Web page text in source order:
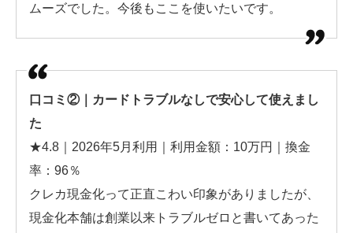
ムーズでした。今後もここを使いたいです。
口コミ②｜カードトラブルなしで安心して使えまし
た
★4.8｜2026年5月利用｜利用金額：10万円｜換金
率：96％
クレカ現金化って正直こわい印象がありましたが、
現金化本舗は創業以来トラブルゼロと書いてあった